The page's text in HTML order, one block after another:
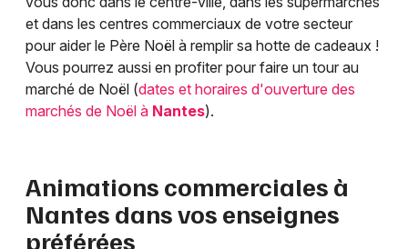
et dans les centres commerciaux de votre secteur
pour aider le Père Noël à remplir sa hotte de cadeaux !
Vous pourrez aussi en profiter pour faire un tour au
marché de Noël (dates et horaires d'ouverture des
marchés de Noël à Nantes).
Animations commerciales à
Nantes dans vos enseignes
préférées